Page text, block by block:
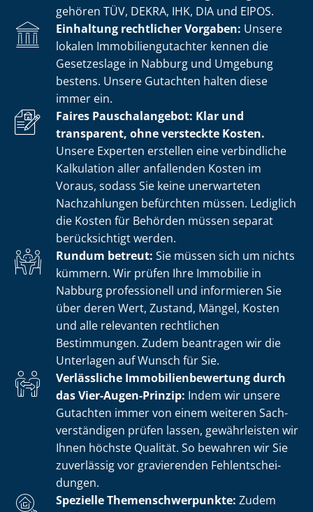
gehören TÜV, DEKRA, IHK, DIA und EIPOS.
Einhaltung rechtlicher Vorgaben: Unsere
lokalen Im­mo­bi­li­en­gut­ach­ter kennen die
Gesetzeslage in Nabburg und Umgebung
bestens. Unsere Gutachten halten diese
immer ein.
Faires Pauschalangebot: Klar und
transparent, ohne versteckte Kosten.
Unsere Experten erstellen eine verbindliche
Kalkulation aller anfallenden Kosten im
Voraus, sodass Sie keine unerwarteten
Nachzahlungen befürchten müssen. Lediglich
die Kosten für Behörden müssen separat
berücksichtigt werden.
Rundum betreut: Sie müssen sich um nichts
kümmern. Wir prüfen Ihre Immobilie in
Nabburg professionell und informieren Sie
über deren Wert, Zustand, Mängel, Kosten
und alle relevanten rechtlichen
Bestimmungen. Zudem beantragen wir die
Unterlagen auf Wunsch für Sie.
Verlässliche Im­mo­bi­li­en­be­wer­tung durch
das Vier-Augen-Prinzip: Indem wir unsere
Gutachten immer von einem weiteren Sach­
ver­stän­di­gen prüfen lassen, gewährleisten wir
Ihnen höchste Qualität. So bewahren wir Sie
zuverlässig vor gravierenden Fehl­ent­schei­
dun­gen.
Spezielle The­men­schwer­punk­te: Zudem